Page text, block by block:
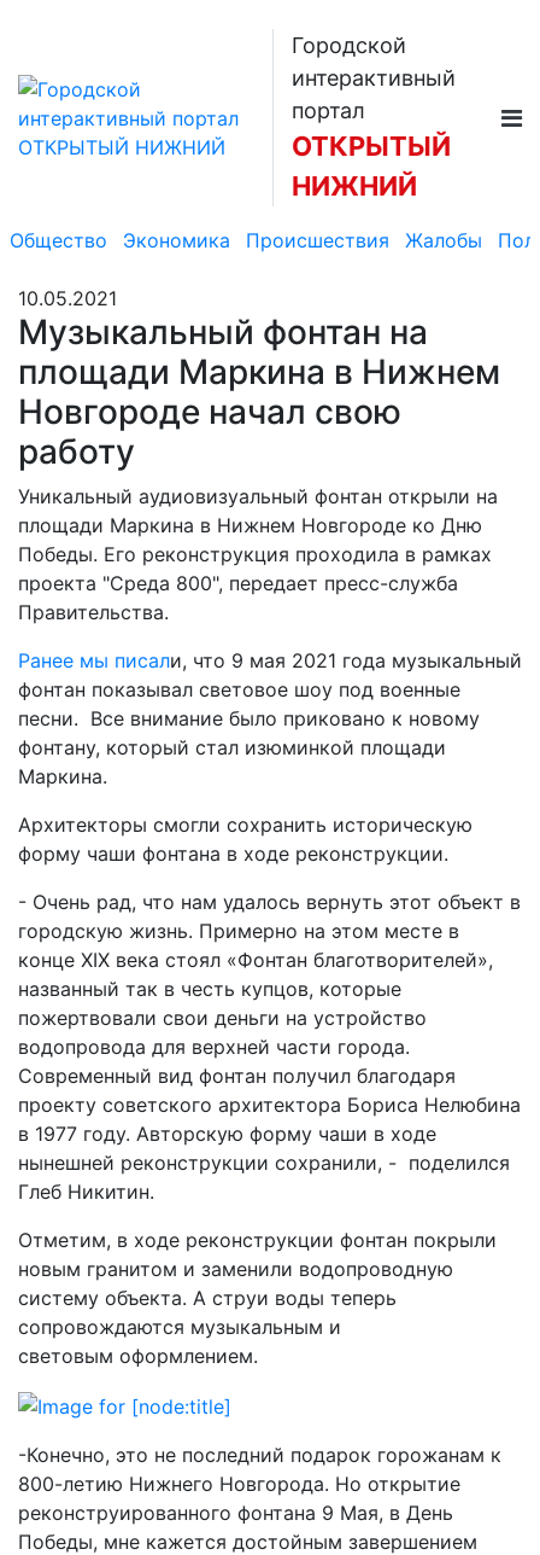
Городской
интерактивный
портал
ОТКРЫТЫЙ
НИЖНИЙ
Общество Экономика Происшествия Жалобы
10.05.2021
Музыкальный фонтан на
площади Маркина в Нижнем
Новгороде начал свою
работу
Уникальный аудиовизуальный фонтан открыли на
площади Маркина в Нижнем Новгороде ко Дню
Победы. Его реконструкция проходила в рамках
проекта "Среда 800", передает пресс-служба
Правительства.
Ранее мы писали, что 9 мая 2021 года музыкальный
фонтан показывал световое шоу под военные
песни. Все внимание было приковано к новому
фонтану, который стал изюминкой площади
Маркина.
Архитекторы смогли сохранить историческую
форму чаши фонтана в ходе реконструкции.
- Очень рад, что нам удалось вернуть этот объект в
городскую жизнь. Примерно на этом месте в
конце XIX века стоял «Фонтан благотворителей»,
названный так в честь купцов, которые
пожертвовали свои деньги на устройство
водопровода для верхней части города.
Современный вид фонтан получил благодаря
проекту советского архитектора Бориса Нелюбина
в 1977 году. Авторскую форму чаши в ходе
нынешней реконструкции сохранили, - поделился
Глеб Никитин.
Отметим, в ходе реконструкции фонтан покрыли
новым гранитом и заменили водопроводную
систему объекта. А струи воды теперь
сопровождаются музыкальным и
световым оформлением.
-Конечно, это не последний подарок горожанам к
800-летию Нижнего Новгорода. Но открытие
реконструированного фонтана 9 Мая, в День
Победы, мне кажется достойным завершением